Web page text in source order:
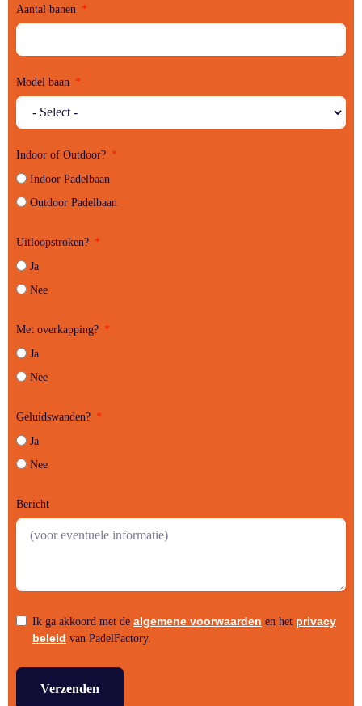
Aantal banen
Model baan
Indoor of Outdoor?
Indoor Padelbaan
Outdoor Padelbaan
Uitloopstroken?
Ja
Nee
Met overkapping?
Ja
Nee
Geluidswanden?
Ja
Nee
Bericht
Ik ga akkoord met de algemene voorwaarden en het privacy
beleid van PadelFactory.
Verzenden